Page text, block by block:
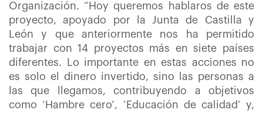
Organización. “Hoy queremos hablaros de este
proyecto, apoyado por la Junta de Castilla y
León y que anteriormente nos ha permitido
trabajar con 14 proyectos más en siete países
diferentes. Lo importante en estas acciones no
es solo el dinero invertido, sino las personas a
las que llegamos, contribuyendo a objetivos
como ‘Hambre cero’, ‘Educación de calidad’ y,